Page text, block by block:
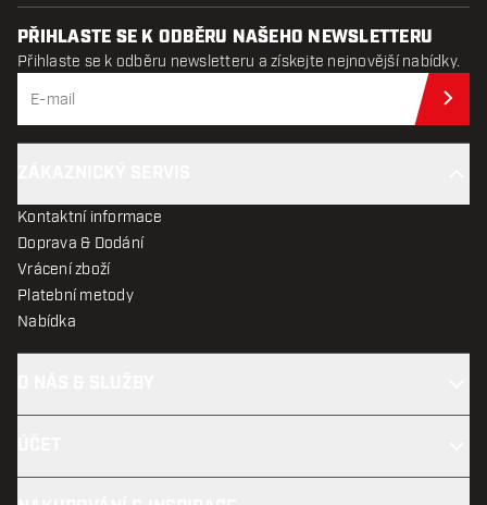
PŘIHLASTE SE K ODBĚRU NAŠEHO NEWSLETTERU
Přihlaste se k odběru newsletteru a získejte nejnovější nabídky.
Kontaktní informace
Doprava & Dodání
Vrácení zboží
Platební metody
Nabídka